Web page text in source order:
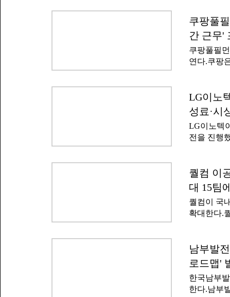
세대엔 기
한다'며 '변
인재 양성
3500명의
전환(DX)
개월 동안
원 대상은
량을 강화
디서나 같
쿠팡풀
간 근무'
쿠팡풀필
연다.쿠팡
에는 창원,
장 물류사
무 스케줄
하루 4시
일자리도
필먼트서
의 풀필먼
당한다.쿠
물류 업무
LG이노
성료·시
LG이노텍
전을 진행
(AI)'이었
을 숏폼 영
개 작품이
종 수상작
수상 4팀
다는 평가
Innotek
퀄컴 이
대 15팀
퀄컴이 국
확대한다.
있다.올해
AI로,
인 대학원
를 선택해
참가자들
남부발
로드맵'
한국남부
한다.남부